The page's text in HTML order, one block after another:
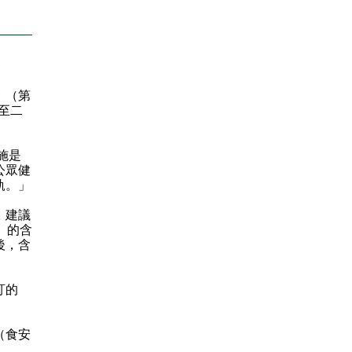
（第
二
是
眾健
」
建議
的含
，含
的
食安